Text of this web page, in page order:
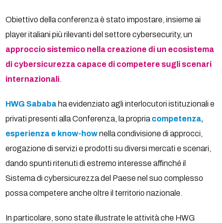
Obiettivo della conferenza è stato impostare, insieme ai
player italiani più rilevanti del settore cybersecurity, un
approccio sistemico nella creazione di un ecosistema
di cybersicurezza capace di competere sugli scenari
internazionali
HWG Sababa ha evidenziato agli interlocutori istituzionali e
privati presenti alla Conferenza, la propria competenza,
esperienza e know-hownella condivisione di approcci,
erogazione di servizi e prodotti su diversi mercati e scenari,
dando spunti ritenuti di estremo interesse affinché il
Sistema di cybersicurezza del Paese nel suo complesso
possa competere anche oltre il territorio nazionale.
In particolare, sono state illustrate le attività che HWG